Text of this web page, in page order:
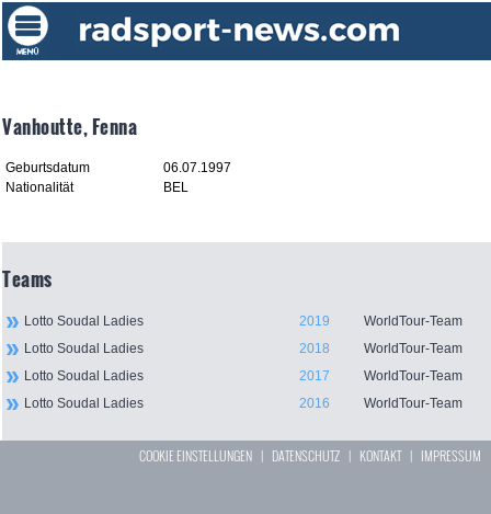
Vanhoutte, Fenna
Geburtsdatum
06.07.1997
Nationalität
BEL
Teams
Lotto Soudal Ladies 2019
WorldTour-Team
Lotto Soudal Ladies
2018
WorldTour-Team
Lotto Soudal Ladies
2017
WorldTour-Team
Lotto Soudal Ladies
2016 WorldTour-Team
COOKIE EINSTELLUNGEN | DATENSCHUTZ | KONTAKT| IMPRESSUM